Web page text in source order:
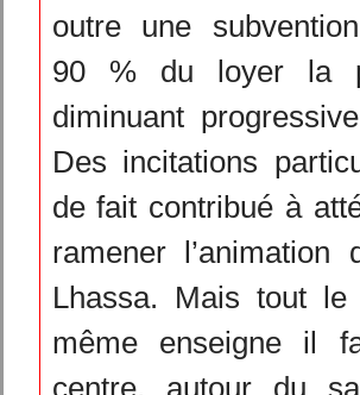
outre une
90 % du loyer la
diminuant
Des incitations
de fait contribué à
ramener
Lhassa. Mais tout
même enseigne il
centre, autour du